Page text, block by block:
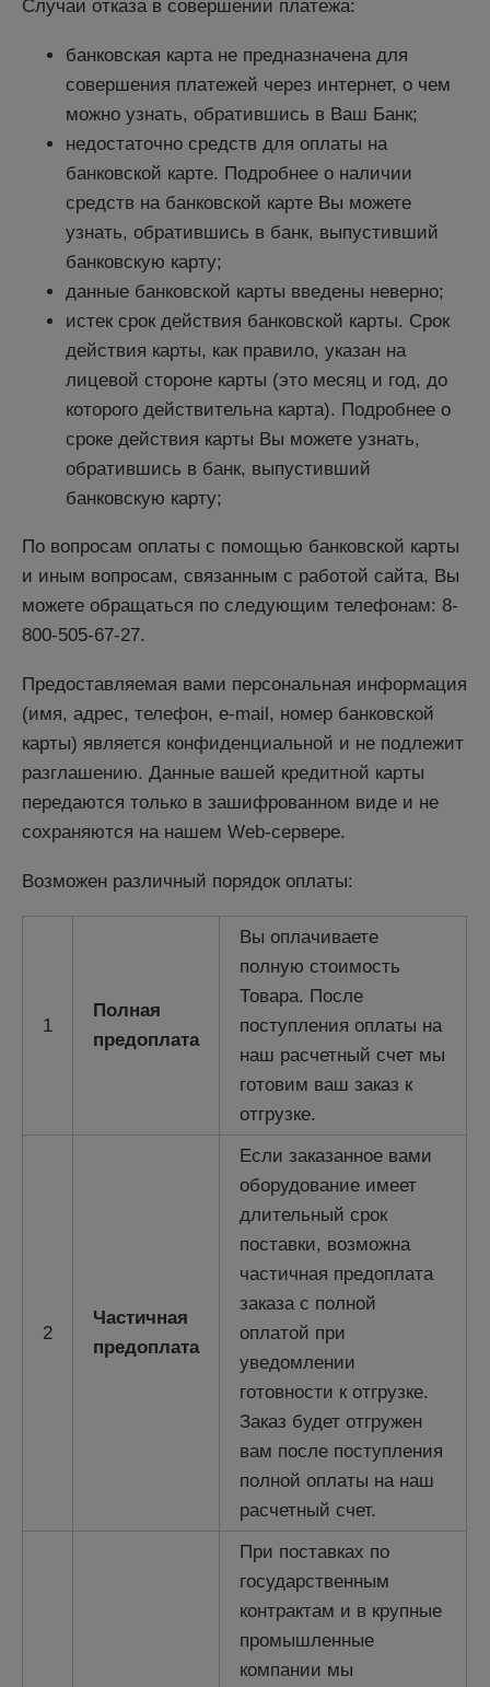
Случаи отказа в совершении платежа:
банковская карта не предназначена для
совершения платежей через интернет, о чем
можно узнать, обратившись в Ваш Банк;
недостаточно средств для оплаты на
банковской карте. Подробнее о наличии
средств на банковской карте Вы можете
узнать, обратившись в банк, выпустивший
банковскую карту;
данные банковской карты введены неверно;
истек срок действия банковской карты. Срок
действия карты, как правило, указан на
лицевой стороне карты (это месяц и год, до
которого действительна карта). Подробнее о
сроке действия карты Вы можете узнать,
обратившись в банк, выпустивший
банковскую карту;
По вопросам оплаты с помощью банковской карты
и иным вопросам, связанным с работой сайта, Вы
можете обращаться по следующим телефонам: 8-
800-505-67-27.
Предоставляемая вами персональная информация
(имя, адрес, телефон, e-mail, номер банковской
карты) является конфиденциальной и не подлежит
разглашению. Данные вашей кредитной карты
передаются только в зашифрованном виде и не
сохраняются на нашем Web-сервере.
Возможен различный порядок оплаты:
1
Полная
предоплата
Вы оплачиваете
полную стоимость
Товара. После
поступления оплаты на
наш расчетный счет мы
готовим ваш заказ к
отгрузке.
2
Частичная
предоплата
Если заказанное вами
оборудование имеет
длительный срок
поставки, возможна
частичная предоплата
заказа с полной
оплатой при
уведомлении
готовности к отгрузке.
Заказ будет отгружен
вам после поступления
полной оплаты на наш
расчетный счет.
При поставках по
государственным
контрактам и в крупные
промышленные
компании мы